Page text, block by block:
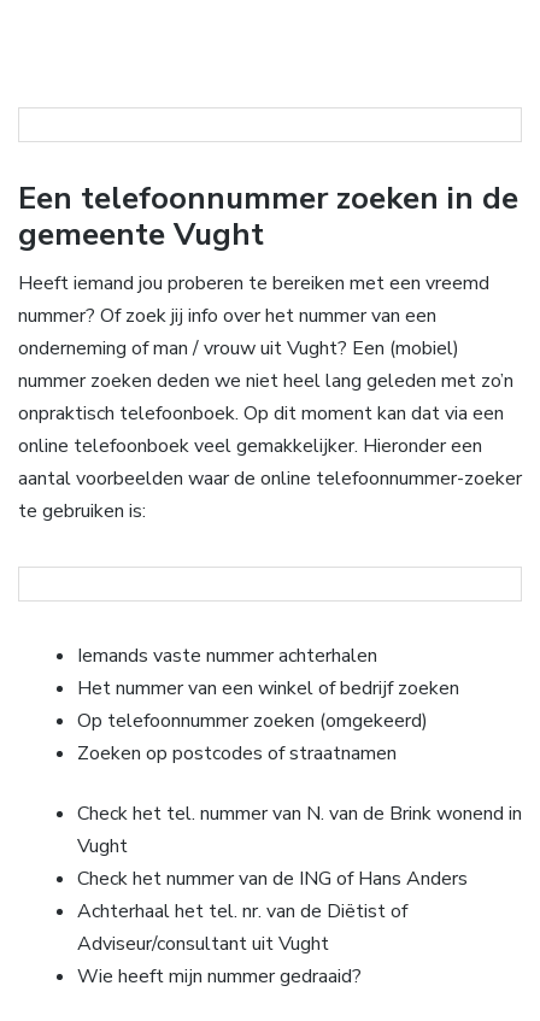
Een telefoonnummer zoeken in de
gemeente Vught
Heeft iemand jou proberen te bereiken met een vreemd
nummer? Of zoek jij info over het nummer van een
onderneming of man / vrouw uit Vught? Een (mobiel)
nummer zoeken deden we niet heel lang geleden met zo’n
onpraktisch telefoonboek. Op dit moment kan dat via een
online telefoonboek veel gemakkelijker. Hieronder een
aantal voorbeelden waar de online telefoonnummer-zoeker
te gebruiken is:
Iemands vaste nummer achterhalen
Het nummer van een winkel of bedrijf zoeken
Op telefoonnummer zoeken (omgekeerd)
Zoeken op postcodes of straatnamen
Check het tel. nummer van N. van de Brink wonend in
Vught
Check het nummer van de ING of Hans Anders
Achterhaal het tel. nr. van de Diëtist of
Adviseur/consultant uit Vught
Wie heeft mijn nummer gedraaid?